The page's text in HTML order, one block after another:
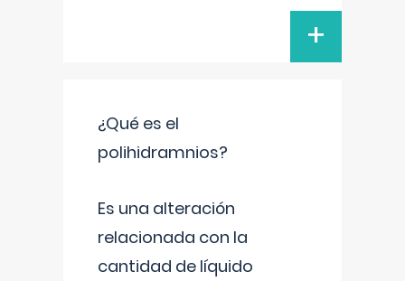
+
¿Qué es el
polihidramnios?
Es una alteración
relacionada con la
cantidad de líquido